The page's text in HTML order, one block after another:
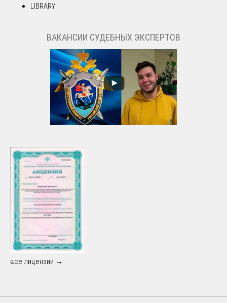
LIBRARY
ВАКАНСИИ СУДЕБНЫХ ЭКСПЕРТОВ
все лицензии →